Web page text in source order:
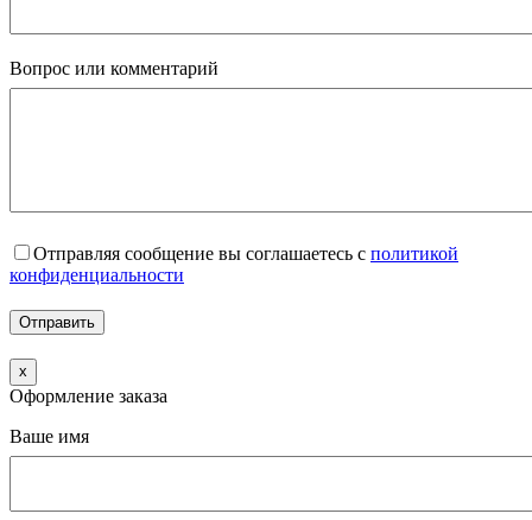
Вопрос или комментарий
Отправляя сообщение вы соглашаетесь с политикой
конфиденциальности
x
Оформление заказа
Ваше имя